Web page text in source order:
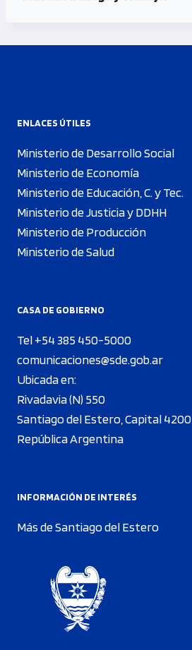
ENLACES ÚTILES
Ministerio de Desarrollo Social
Ministerio de Economía
Ministerio de Educación, C. y Tec.
Ministerio de Justicia y DDHH
Ministerio de Producción
Ministerio de Salud
CASA DE GOBIERNO
Tel +54 385 450-5000
comunicaciones@sde.gob.ar
Ubicada en:
Rivadavia (N) 550
Santiago del Estero, Capital 4200
República Argentina
INFORMACIÓN DE INTERÉS
Más de Santiago del Estero